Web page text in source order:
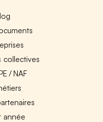
collectives
/ NAF
année